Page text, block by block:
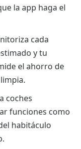
la app haga el
cada
y tu
el ahorro de
coches
funciones como
habitáculo